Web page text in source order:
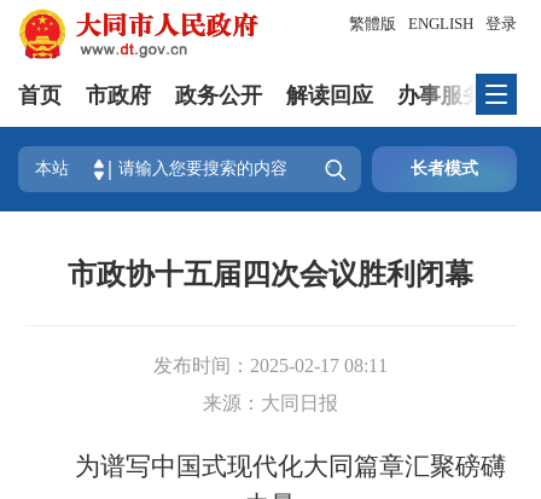
登录
繁體版 ENGLISH
首页 市政府 政务公开 解读回应 办事服务
本站  长者模式
市政协十五届四次会议胜利闭幕
发布时间： 2025-02-17 08:11
来源： 大同日报
为谱写中国式现代化大同篇章汇聚磅礴